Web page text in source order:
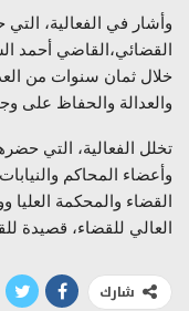
وأشار في الفعالية،
القضائي،القاضي أحمد
خلال ثمان سنوات من
والعدالة والحفاظ على
تخلل الفعالية، التي
وأعضاء المحاكم
القضاء والمحكمة العليا
العالي للقضاء، قصيدة
شارك